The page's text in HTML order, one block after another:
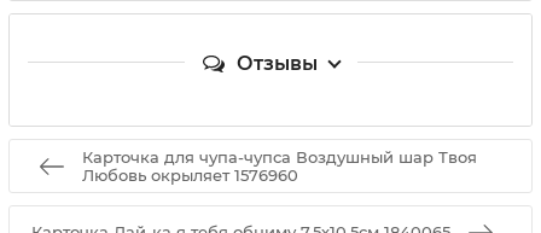
Отзывы
Карточка для чупа-чупса Воздушный шар Твоя
Любовь окрыляет 1576960